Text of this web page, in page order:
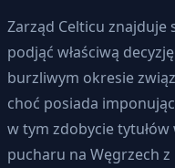
Zarząd Celticu
podjąć właściwą
burzliwym okresie
choć posiada
w tym zdobycie tytułów
pucharu na Węgrzech